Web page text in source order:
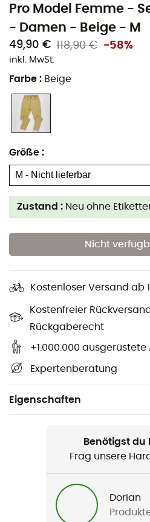
Pro Model Femme -
- Damen - Beige - M
49,90 € 118,90 € -58%
inkl. MwSt.
Farbe : Beige
Größe :
Zustand : Neu ohne
Nicht
Kostenloser Versand ab
Kostenfreier
Rückgaberecht
+1.000.000
Expertenberatung
Eigenschaften
Pro Model Femme
Benötigst du
Frag unsere
Dorian